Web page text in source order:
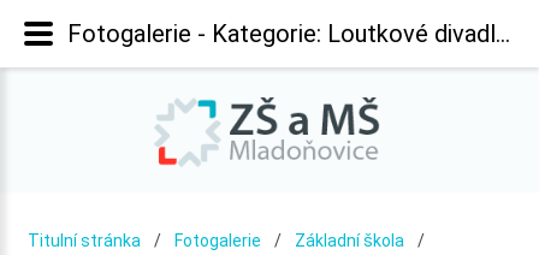
Titulní stránka Fotogalerie
Základní škola
Fotogalerie - Kategorie: Loutkové divadlo - Základní škola Mladoňovice